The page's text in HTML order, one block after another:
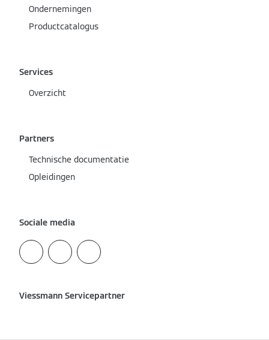
Ondernemingen
Productcatalogus
Services
Overzicht
Partners
Technische documentatie
Opleidingen
Sociale media
Viessmann Servicepartner